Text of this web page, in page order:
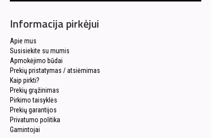
Informacija pirkėjui
Apie mus
Susisiekite su mumis
Apmokėjimo būdai
Prekių pristatymas / atsiėmimas
Kaip pirkti?
Prekių grąžinimas
Pirkimo taisyklės
Prekių garantijos
Privatumo politika
Gamintojai